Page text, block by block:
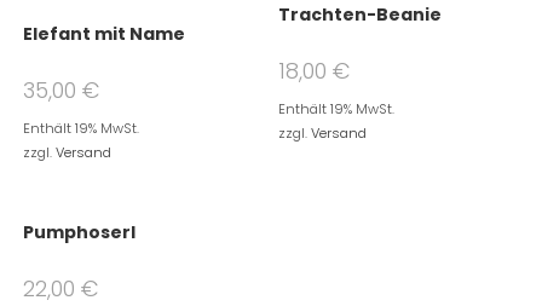
Elefant mit Name
35,00 €
Enthält 19% MwSt.
zzgl.Versand
Trachten-Beanie
18,00€
Enthält 19% MwSt.
zzgl.Versand
Pumphoserl
22,00 €